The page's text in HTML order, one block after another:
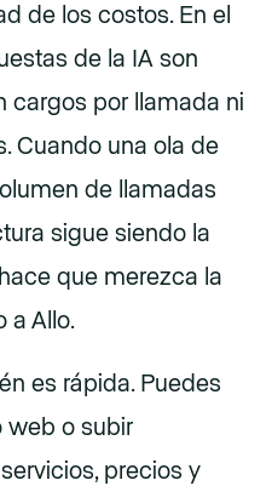
de los costos. En el
de la IA son
cargos por llamada ni
Cuando una ola de
de llamadas
sigue siendo la
que merezca la
a Allo.
es rápida. Puedes
web o subir
precios y